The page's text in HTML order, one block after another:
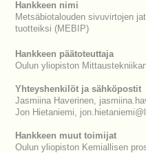
Hankkeen nimi
Metsäbiotalouden sivuvirtojen
tuotteiksi (MEBIP)
Hankkeen päätoteuttaja
Oulun yliopiston
Yhteyshenkilöt ja sähköpostit
Jasmiina Haverinen,
Jon Hietaniemi,
Hankkeen muut toimijat
Oulun yliopiston Kemiallisen